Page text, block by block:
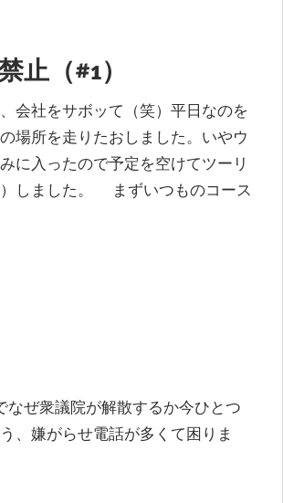
止（#1）
会社をサボッて（笑）平日なのを
場所を走りたおしました。いやウ
に入ったので予定を空けてツーリ
しました。 まずいつものコース
ぜ衆議院が解散するか今ひとつ
、嫌がらせ電話が多くて困りま